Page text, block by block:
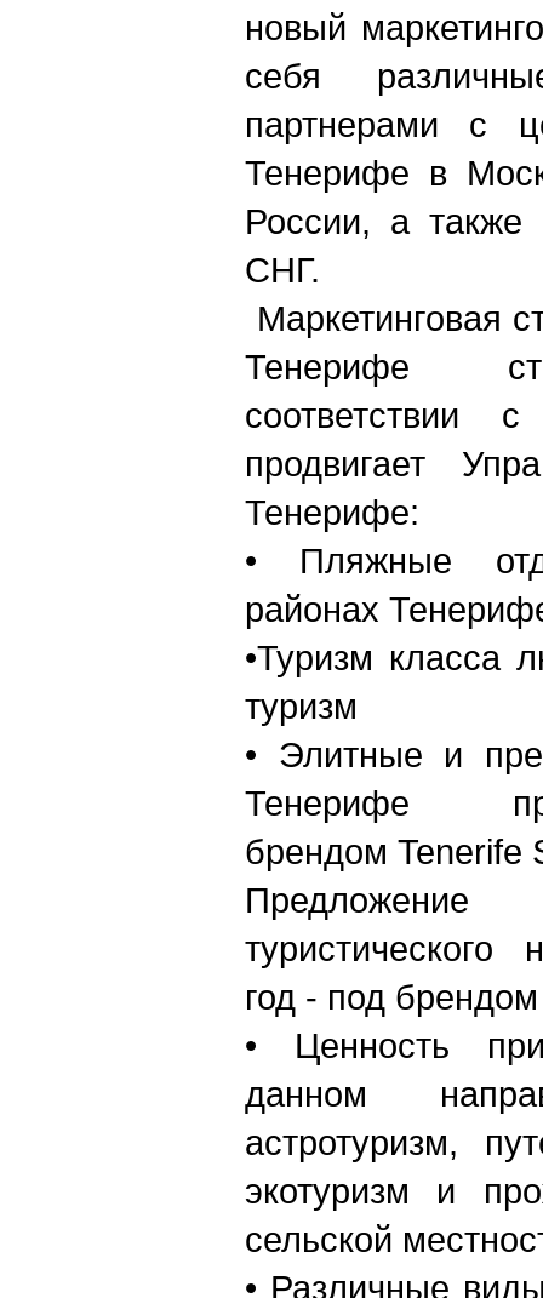
новый
себя
партнерами с
Тенерифе в
России, а
СНГ.
Маркетинговая
Тенерифе
соответствии
продвигает
Тенерифе:
• Пляжные
районах
•Туризм класса
туризм
• Элитные и
Тенерифе
брендом Tenerife
Предложение
туристического
год - под
• Ценность
данном
астротуризм,
экотуризм и
сельской
• Различные